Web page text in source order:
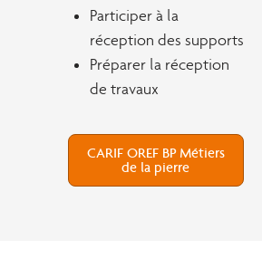
Participer à la
réception des supports
Préparer la réception
de travaux
CARIF OREF BP Métiers
de la pierre